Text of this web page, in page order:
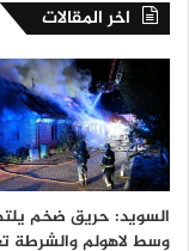
اخر المقالات
السويد: حريق ضخم
وسط لاهولم والشرطة